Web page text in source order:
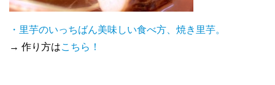
・里芋のいっちばん美味しい食べ方、焼き里芋。
→ 作り方はこちら！